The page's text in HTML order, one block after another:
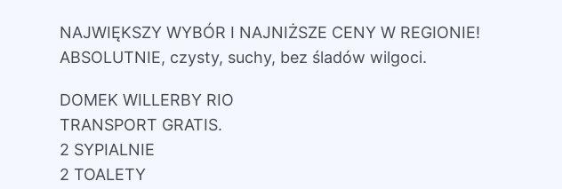
NAJWIĘKSZY WYBÓR I NAJNIŻSZE CENY W REGIONIE!
ABSOLUTNIE, czysty, suchy, bez śladów wilgoci.
DOMEK WILLERBY RIO
TRANSPORT GRATIS.
2 SYPIALNIE
2 TOALETY